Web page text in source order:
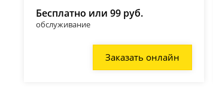
Бесплатно или 99 руб.
обслуживание
Заказать онлайн